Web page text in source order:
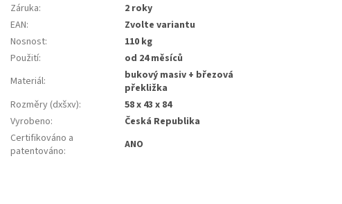
Záruka:
2 roky
EAN:
Zvolte variantu
Nosnost:
110 kg
Použití:
od 24 měsíců
Materiál:
bukový masiv + březová
překližka
Rozměry (dxšxv):
58 x 43 x 84
Vyrobeno:
Česká Republika
Certifikováno a
patentováno: ANO